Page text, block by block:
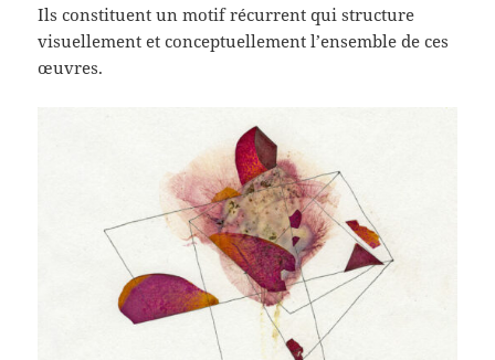
Ils constituent un motif récurrent qui structure
visuellement et conceptuellement l’ensemble de ces
œuvres.